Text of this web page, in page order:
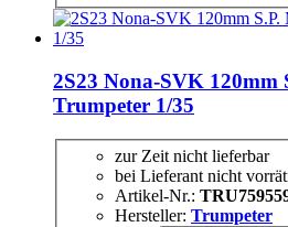
2S23 Nona-SVK 120mm
Trumpeter 1/35
zur Zeit nicht lieferbar
bei Lieferant nicht
Artikel-Nr.:
Hersteller: Trumpeter